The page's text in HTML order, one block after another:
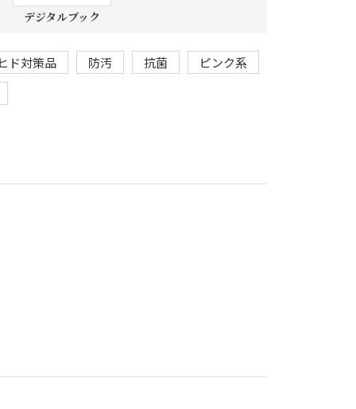
デジタルブック
ド対策品 防汚 抗菌 ピンク系